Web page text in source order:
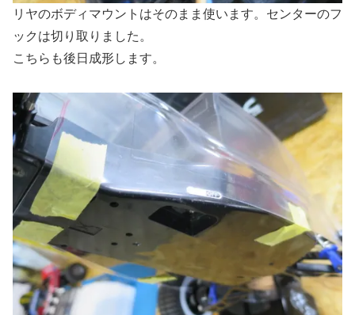
リヤのボディマウントはそのまま使います。センターのフ
ックは切り取りました。
こちらも後日成形します。